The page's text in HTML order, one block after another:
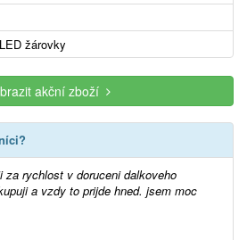
žárovky
akční zboží
a vzdy to prijde hned. jsem moc